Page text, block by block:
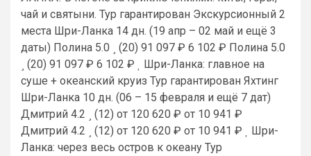
чай и святыни. Тур гарантирован Экскурсионный 2
места Шри-Ланка 14 дн. (19 апр – 02 май и ещё 3
даты) Полина 5.0 (20) 91 097 ₽ 6 102 ₽ Полина 5.0
(20) 91 097 ₽ 6 102 ₽
Шри-Ланка: главное на
суше + океанский круиз Тур гарантирован Яхтинг
Шри-Ланка 10 дн. (06 – 15 февраля и ещё 7 дат)
Дмитрий 4.2
(12) от 120 620 ₽ от 10 941 ₽
Дмитрий 4.2
(12) от 120 620 ₽ от 10 941 ₽
Шри-
Ланка: через весь остров к океану Тур